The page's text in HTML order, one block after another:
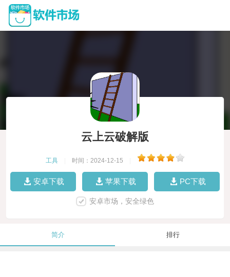
云上云破解版
工具 时间：2024-12-15
安卓下载 苹果下载 PC下载
安卓市场，安全绿色
简介 排行